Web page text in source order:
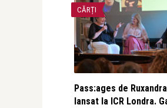
CĂRȚI
Pass:ages de
lansat la ICR Londra.